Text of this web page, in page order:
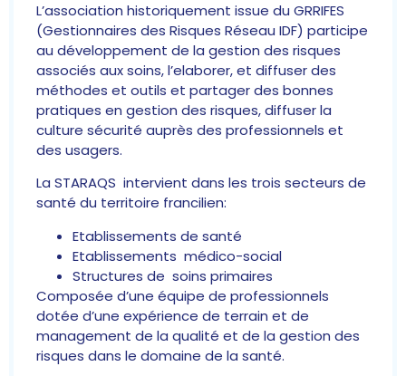
L’association historiquement issue du GRRIFES
(Gestionnaires des Risques Réseau IDF) participe
au développement de la gestion des risques
associés aux soins, l’elaborer, et diffuser des
méthodes et outils et partager des bonnes
pratiques en gestion des risques, diffuser la
culture sécurité auprès des professionnels et
des usagers.
La STARAQS intervient dans les trois secteurs de
santé du territoire francilien:
Etablissements de santé
Etablissements médico-social
Structures de soins primaires
Composée d’une équipe de professionnels
dotée d’une expérience de terrain et de
management de la qualité et de la gestion des
risques dans le domaine de la santé.